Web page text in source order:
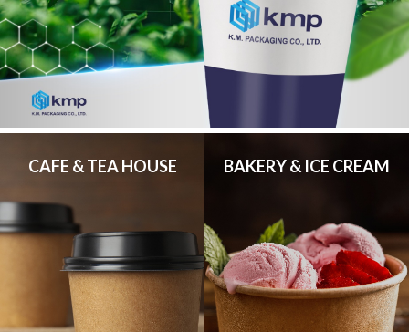
CAFE & TEA HOUSE BAKERY & ICE CREAM